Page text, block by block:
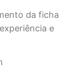
da ficha
e